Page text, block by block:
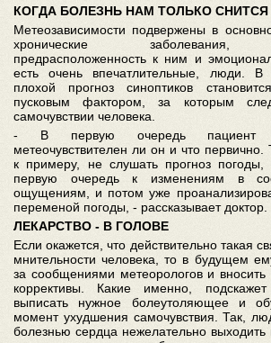
КОГДА БОЛЕЗНЬ НАМ ТОЛЬКО СНИТСЯ
Метеозависимости подвержены в
хронические заболевания,
предрасположенность к ним и
есть очень впечатлительные, люди. В
плохой прогноз синоптиков
пусковым фактором, за которым
самочувствии человека.
- В первую очередь пациент
метеочувствителен ли он и что первично.
к примеру, не слушать прогноз погоды,
первую очередь к изменениям в
ощущениям, и потом уже
переменой погоды, - рассказывает доктор.
ЛЕКАРСТВО - В ГОЛОВЕ
Если окажется, что действительно такая
мнительности человека, то в будущем
за сообщениями метеорологов и вносить
коррективы. Какие именно,
выписать нужное болеутоляющее и
момент ухудшения самочувствия. Так,
болезнью сердца нежелательно